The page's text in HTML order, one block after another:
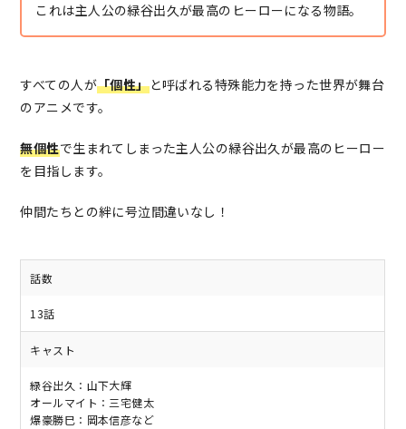
これは主人公の緑谷出久が最高のヒーローになる物語。
すべての人が「個性」と呼ばれる特殊能力を持った世界が舞台
のアニメです。
無個性で生まれてしまった主人公の緑谷出久が最高のヒーロー
を目指します。
仲間たちとの絆に号泣間違いなし！
話数
13話
キャスト
緑谷出久：山下大輝
オールマイト：三宅健太
爆豪勝巳：岡本信彦など